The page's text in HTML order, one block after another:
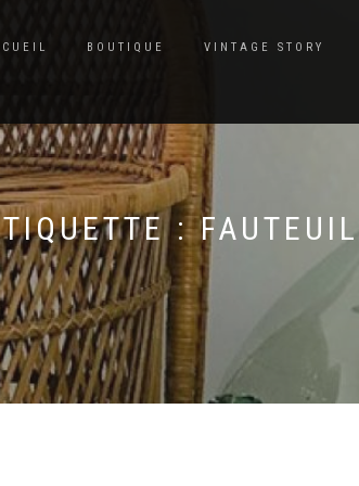
BOUTIQUE VINTAGE STORY
: